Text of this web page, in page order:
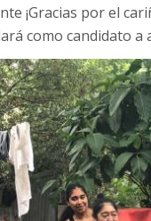
¡Gracias por el
como candidato a